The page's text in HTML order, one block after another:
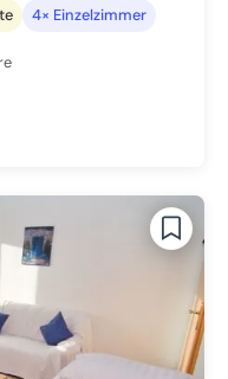
4× Einzelzimmer